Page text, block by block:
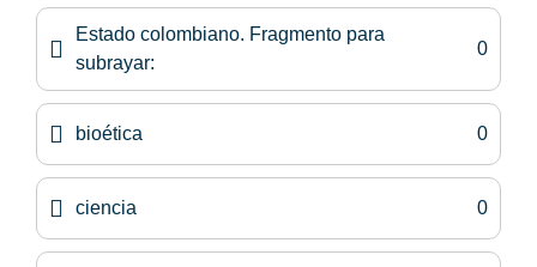
Estado colombiano. Fragmento para
subrayar:
0
bioética 0
ciencia 0